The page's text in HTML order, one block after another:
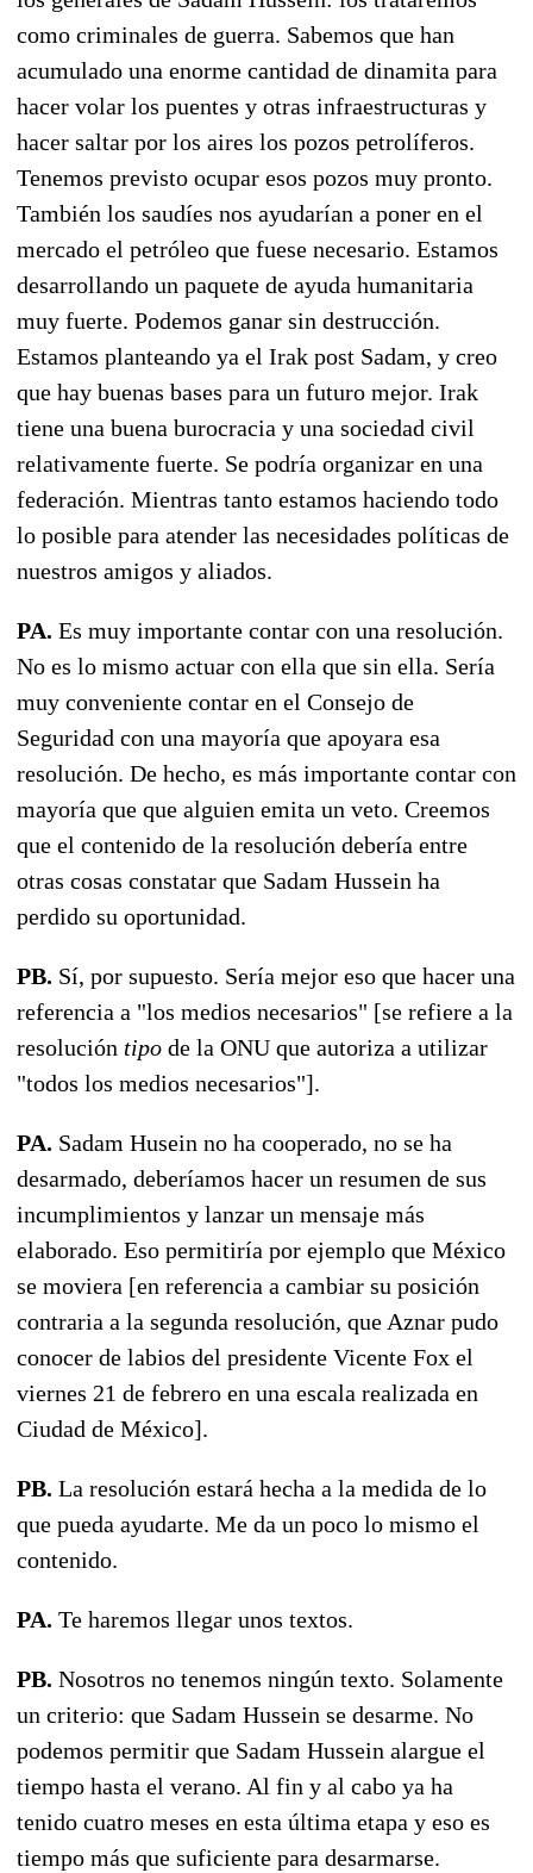
como criminales de guerra. Sabemos que han
acumulado una enorme cantidad de dinamita para
hacer volar los puentes y otras infraestructuras y
hacer saltar por los aires los pozos petrolíferos.
Tenemos previsto ocupar esos pozos muy pronto.
También los saudíes nos ayudarían a poner en el
mercado el petróleo que fuese necesario. Estamos
desarrollando un paquete de ayuda humanitaria
muy fuerte. Podemos ganar sin destrucción.
Estamos planteando ya el Irak post Sadam, y creo
que hay buenas bases para un futuro mejor. Irak
tiene una buena burocracia y una sociedad civil
relativamente fuerte. Se podría organizar en una
federación. Mientras tanto estamos haciendo todo
lo posible para atender las necesidades políticas de
nuestros amigos y aliados.
PA. Es muy importante contar con una resolución.
No es lo mismo actuar con ella que sin ella. Sería
muy conveniente contar en el Consejo de
Seguridad con una mayoría que apoyara esa
resolución. De hecho, es más importante contar con
mayoría que que alguien emita un veto. Creemos
que el contenido de la resolución debería entre
otras cosas constatar que Sadam Hussein ha
perdido su oportunidad.
PB. Sí, por supuesto. Sería mejor eso que hacer una
referencia a "los medios necesarios" [se refiere a la
resolución tipo de la ONU que autoriza a utilizar
"todos los medios necesarios"].
PA. Sadam Husein no ha cooperado, no se ha
desarmado, deberíamos hacer un resumen de sus
incumplimientos y lanzar un mensaje más
elaborado. Eso permitiría por ejemplo que México
se moviera [en referencia a cambiar su posición
contraria a la segunda resolución, que Aznar pudo
conocer de labios del presidente Vicente Fox el
viernes 21 de febrero en una escala realizada en
Ciudad de México].
PB. La resolución estará hecha a la medida de lo
que pueda ayudarte. Me da un poco lo mismo el
contenido.
PA. Te haremos llegar unos textos.
PB. Nosotros no tenemos ningún texto. Solamente
un criterio: que Sadam Hussein se desarme. No
podemos permitir que Sadam Hussein alargue el
tiempo hasta el verano. Al fin y al cabo ya ha
tenido cuatro meses en esta última etapa y eso es
tiempo más que suficiente para desarmarse.